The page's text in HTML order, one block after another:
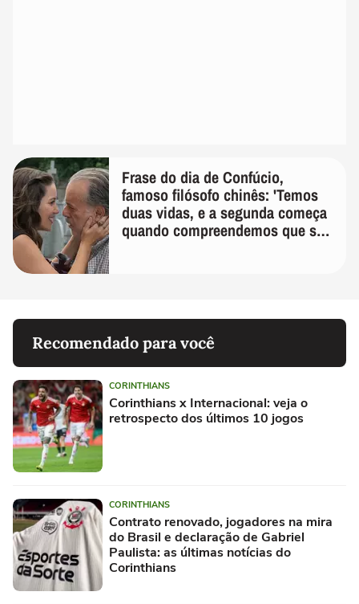
Frase do dia de Confúcio,
famoso filósofo chinês: 'Temos
duas vidas, e a segunda começa
quando compreendemos que só
Recomendado para você
CORINTHIANS
Corinthians x Internacional: veja o
retrospecto dos últimos 10 jogos
CORINTHIANS
Contrato renovado, jogadores na mira
do Brasil e declaração de Gabriel
Paulista: as últimas notícias do
Corinthians